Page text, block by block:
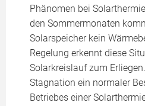
Phänomen bei
den Sommermonaten
Solarspeicher kein
Regelung erkennt diese
Solarkreislauf zum
Stagnation ein normaler
Betriebes einer